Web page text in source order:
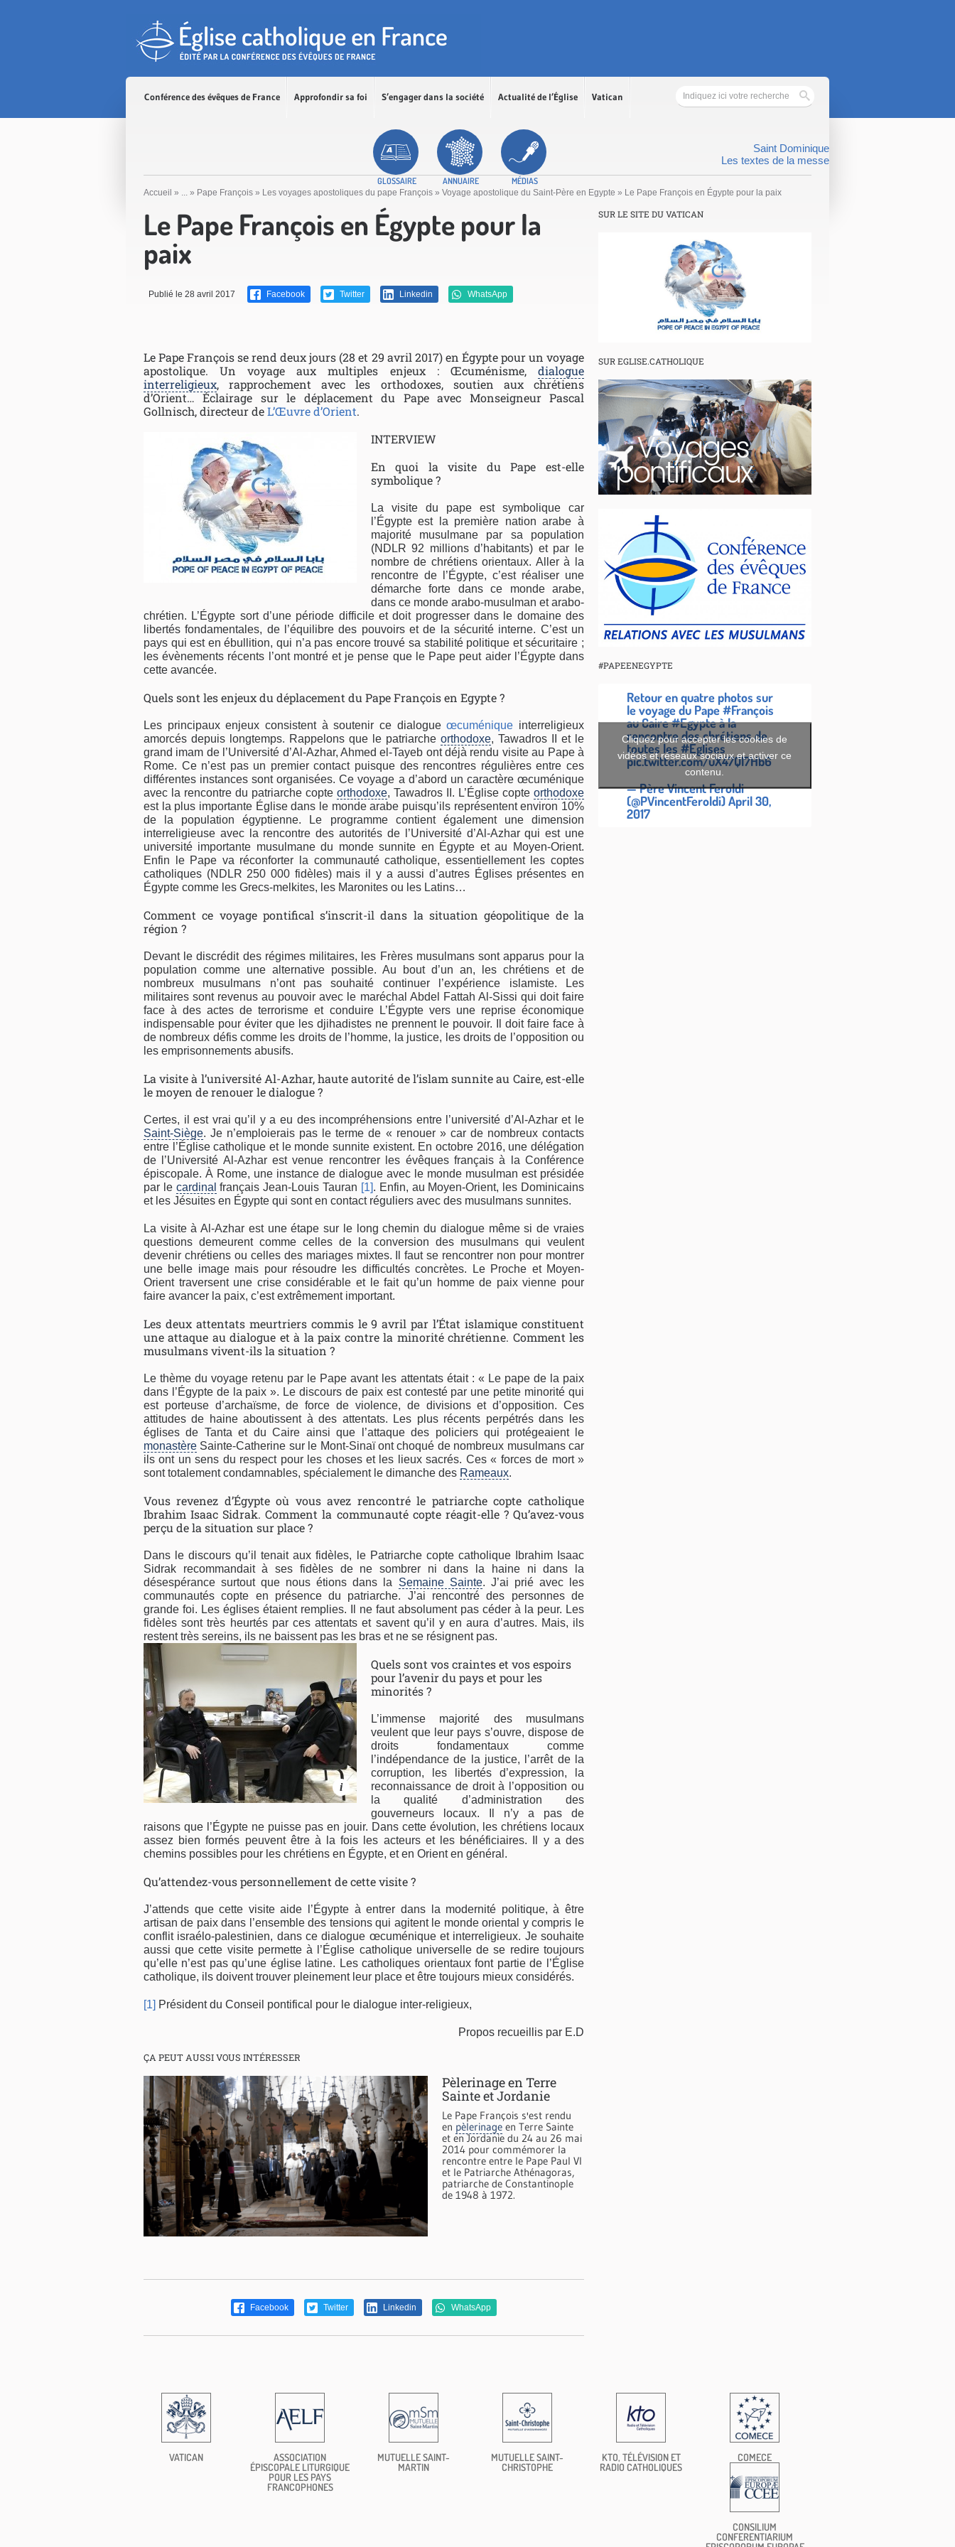
Conférence des évêques de France Approfondir sa foi S’engager dans la société Actualité de l’Église Vatican
GLOSSAIRE ANNUAIRE MÉDIAS
Saint Dominique
Les textes de la messe
Accueil » ... » Pape François » Les voyages apostoliques du pape François » Voyage apostolique du Saint-Père en Egypte » Le Pape François en Égypte pour la paix
Le Pape François en Égypte pour la
paix
Publié le 28 avril 2017 Facebook Twitter Linkedin WhatsApp
Le Pape François se rend deux jours (28 et 29 avril 2017) en Égypte pour un voyage
apostolique. Un voyage aux multiples enjeux : Œcuménisme, dialogue
interreligieux, rapprochement avec les orthodoxes, soutien aux chrétiens
d’Orient… Éclairage sur le déplacement du Pape avec Monseigneur Pascal
Gollnisch, directeur deL’Œuvre d’Orient.
INTERVIEW
En quoi la visite du Pape est-elle
symbolique ?
La visite du pape est symbolique car
l’Égypte est la première nation arabe à
majorité musulmane par sa population
(NDLR 92 millions d’habitants) et par le
nombre de chrétiens orientaux. Aller à la
rencontre de l’Égypte, c’est réaliser une
démarche forte dans ce monde arabe,
dans ce monde arabo-musulman et arabo-
chrétien. L’Égypte sort d’une période difficile et doit progresser dans le domaine des
libertés fondamentales, de l’équilibre des pouvoirs et de la sécurité interne. C’est un
pays qui est en ébullition, qui n’a pas encore trouvé sa stabilité politique et sécuritaire ;
les évènements récents l’ont montré et je pense que le Pape peut aider l’Égypte dans
cette avancée.
Quels sont les enjeux du déplacement du Pape François en Egypte ?
Les principaux enjeux consistent à soutenir ce dialogueœcuménique interreligieux
amorcés depuis longtemps. Rappelons que le patriarche orthodoxe, Tawadros II et le
grand imam de l’Université d’Al-Azhar, Ahmed el-Tayeb ont déjà rendu visite au Pape à
Rome. Ce n’est pas un premier contact puisque des rencontres régulières entre ces
différentes instances sont organisées. Ce voyage a d’abord un caractère œcuménique
avec la rencontre du patriarche copte orthodoxe, Tawadros II. L’Église copte orthodoxe
est la plus importante Église dans le monde arabe puisqu’ils représentent environ 10%
de la population égyptienne. Le programme contient également une dimension
interreligieuse avec la rencontre des autorités de l’Université d’Al-Azhar qui est une
université importante musulmane du monde sunnite en Égypte et au Moyen-Orient.
Enfin le Pape va réconforter la communauté catholique, essentiellement les coptes
catholiques (NDLR 250 000 fidèles) mais il y a aussi d’autres Églises présentes en
Égypte comme les Grecs-melkites, les Maronites ou les Latins…
Comment ce voyage pontifical s’inscrit-il dans la situation géopolitique de la
région ?
Devant le discrédit des régimes militaires, les Frères musulmans sont apparus pour la
population comme une alternative possible. Au bout d’un an, les chrétiens et de
nombreux musulmans n’ont pas souhaité continuer l’expérience islamiste. Les
militaires sont revenus au pouvoir avec le maréchal Abdel Fattah Al-Sissi qui doit faire
face à des actes de terrorisme et conduire L’Égypte vers une reprise économique
indispensable pour éviter que les djihadistes ne prennent le pouvoir. Il doit faire face à
de nombreux défis comme les droits de l’homme, la justice, les droits de l’opposition ou
les emprisonnements abusifs.
La visite à l’université Al-Azhar, haute autorité de l’islam sunnite au Caire, est-elle
le moyen de renouer le dialogue ?
Certes, il est vrai qu’il y a eu des incompréhensions entre l’université d’Al-Azhar et le
Saint-Siège. Je n’emploierais pas le terme de « renouer » car de nombreux contacts
entre l’Église catholique et le monde sunnite existent. En octobre 2016, une délégation
de l’Université Al-Azhar est venue rencontrer les évêques français à la Conférence
épiscopale. À Rome, une instance de dialogue avec le monde musulman est présidée
par le cardinal français Jean-Louis Tauran [1]. Enfin, au Moyen-Orient, les Dominicains
et les Jésuites en Égypte qui sont en contact réguliers avec des musulmans sunnites.
La visite à Al-Azhar est une étape sur le long chemin du dialogue même si de vraies
questions demeurent comme celles de la conversion des musulmans qui veulent
devenir chrétiens ou celles des mariages mixtes. Il faut se rencontrer non pour montrer
une belle image mais pour résoudre les difficultés concrètes. Le Proche et Moyen-
Orient traversent une crise considérable et le fait qu’un homme de paix vienne pour
faire avancer la paix, c’est extrêmement important.
Les deux attentats meurtriers commis le 9 avril par l’État islamique constituent
une attaque au dialogue et à la paix contre la minorité chrétienne. Comment les
musulmans vivent-ils la situation ?
Le thème du voyage retenu par le Pape avant les attentats était : « Le pape de la paix
dans l’Égypte de la paix ». Le discours de paix est contesté par une petite minorité qui
est porteuse d’archaïsme, de force de violence, de divisions et d’opposition. Ces
attitudes de haine aboutissent à des attentats. Les plus récents perpétrés dans les
églises de Tanta et du Caire ainsi que l’attaque des policiers qui protégeaient le
monastère Sainte-Catherine sur le Mont-Sinaï ont choqué de nombreux musulmans car
ils ont un sens du respect pour les choses et les lieux sacrés. Ces « forces de mort »
sont totalement condamnables, spécialement le dimanche des Rameaux.
Vous revenez d’Égypte où vous avez rencontré le patriarche copte catholique
Ibrahim Isaac Sidrak. Comment la communauté copte réagit-elle ? Qu’avez-vous
perçu de la situation sur place ?
Dans le discours qu’il tenait aux fidèles, le Patriarche copte catholique Ibrahim Isaac
Sidrak recommandait à ses fidèles de ne sombrer ni dans la haine ni dans la
désespérance surtout que nous étions dans la Semaine Sainte. J’ai prié avec les
communautés copte en présence du patriarche. J’ai rencontré des personnes de
grande foi. Les églises étaient remplies. Il ne faut absolument pas céder à la peur. Les
fidèles sont très heurtés par ces attentats et savent qu’il y en aura d’autres. Mais, ils
restent très sereins, ils ne baissent pas les bras et ne se résignent pas.
i
Quels sont vos craintes et vos espoirs
pour l’avenir du pays et pour les
minorités ?
L’immense majorité des musulmans
veulent que leur pays s’ouvre, dispose de
droits fondamentaux comme
l’indépendance de la justice, l’arrêt de la
corruption, les libertés d’expression, la
reconnaissance de droit à l’opposition ou
la qualité d’administration des
gouverneurs locaux. Il n’y a pas de
raisons que l’Égypte ne puisse pas en jouir. Dans cette évolution, les chrétiens locaux
assez bien formés peuvent être à la fois les acteurs et les bénéficiaires. Il y a des
chemins possibles pour les chrétiens en Égypte, et en Orient en général.
Qu’attendez-vous personnellement de cette visite ?
J’attends que cette visite aide l’Égypte à entrer dans la modernité politique, à être
artisan de paix dans l’ensemble des tensions qui agitent le monde oriental y compris le
conflit israélo-palestinien, dans ce dialogue œcuménique et interreligieux. Je souhaite
aussi que cette visite permette à l’Église catholique universelle de se redire toujours
qu’elle n’est pas qu’une église latine. Les catholiques orientaux font partie de l’Église
catholique, ils doivent trouver pleinement leur place et être toujours mieux considérés.
[1] Président du Conseil pontifical pour le dialogue inter-religieux,
Propos recueillis par E.D
ÇA PEUT AUSSI VOUS INTÉRESSER
Pèlerinage en Terre
Sainte et Jordanie
Le Pape François s'est rendu
en pèlerinage en Terre Sainte
et en Jordanie du 24 au 26 mai
2014 pour commémorer la
rencontre entre le Pape Paul VI
et le Patriarche Athénagoras,
patriarche de Constantinople
de 1948 à 1972.
Facebook Twitter Linkedin WhatsApp
SUR LE SITE DU VATICAN
SUR EGLISE.CATHOLIQUE
#PAPEENEGYPTE
Retour en quatre photos sur
le voyage du Pape#François
au Caire#Egypteà la
rencontre des chrétiens de
toutes les #Eglises
pic.twitter.com/uX47Ql7Hb6
— Père Vincent Feroldi
(@PVincentFeroldi)April 30,
2017
Cliquez pour accepter les cookies de
vidéos et réseaux sociaux et activer ce
contenu.
VATICAN
ASSOCIATION
ÉPISCOPALE LITURGIQUE
POUR LES PAYS
FRANCOPHONES
MUTUELLE SAINT-
MARTIN
MUTUELLE SAINT-
CHRISTOPHE
KTO, TÉLÉVISION ET
RADIO CATHOLIQUES
COMECE
CONSILIUM
CONFERENTIARIUM